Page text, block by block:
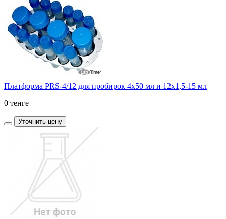
Платформа PRS-4/12 для пробирок 4x50 мл и 12x1,5-15 мл
0 тенге
Уточнить цену